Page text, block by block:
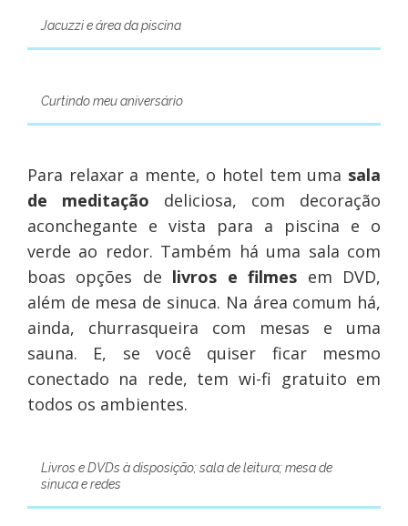
Jacuzzi e área da piscina
Curtindo meu aniversário
Para relaxar a mente, o hotel tem uma sala
de meditação deliciosa, com decoração
aconchegante e vista para a piscina e o
verde ao redor. Também há uma sala com
boas opções de livros e filmes em DVD,
além de mesa de sinuca. Na área comum há,
ainda, churrasqueira com mesas e uma
sauna. E, se você quiser ficar mesmo
conectado na rede, tem wi-fi gratuito em
todos os ambientes.
Livros e DVDs à disposição; sala de leitura; mesa de
sinuca e redes